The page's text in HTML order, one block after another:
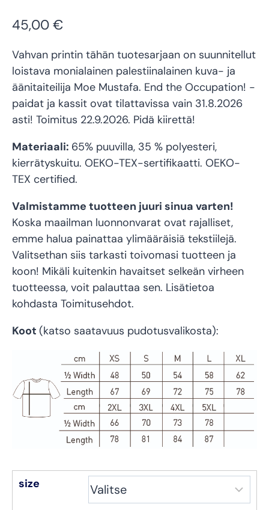
45,00 €
Vahvan printin tähän tuotesarjaan on suunnitellut
loistava monialainen palestiinalainen kuva- ja
äänitaiteilija Moe Mustafa. End the Occupation! -
paidat ja kassit ovat tilattavissa vain 31.8.2026
asti! Toimitus 22.9.2026. Pidä kiirettä!
Materiaali: 65% puuvilla, 35 % polyesteri,
kierrätyskuitu. OEKO-TEX-sertifikaatti. OEKO-
TEX certified.
Valmistamme tuotteen juuri sinua varten!
Koska maailman luonnonvarat ovat rajalliset,
emme halua painattaa ylimääräisiä tekstiilejä.
Valitsethan siis tarkasti toivomasi tuotteen ja
koon! Mikäli kuitenkin havaitset selkeän virheen
tuotteessa, voit palauttaa sen. Lisätietoa
kohdasta Toimitusehdot.
Koot (katso saatavuus pudotusvalikosta):
size